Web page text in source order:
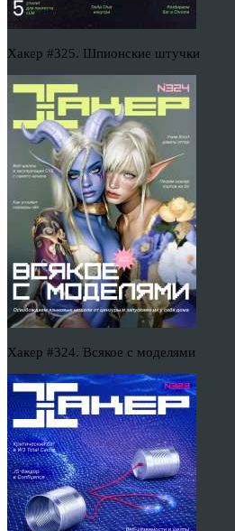
Хакер #325. Шпионские штучки
Хакер #324. Всякое с моделями